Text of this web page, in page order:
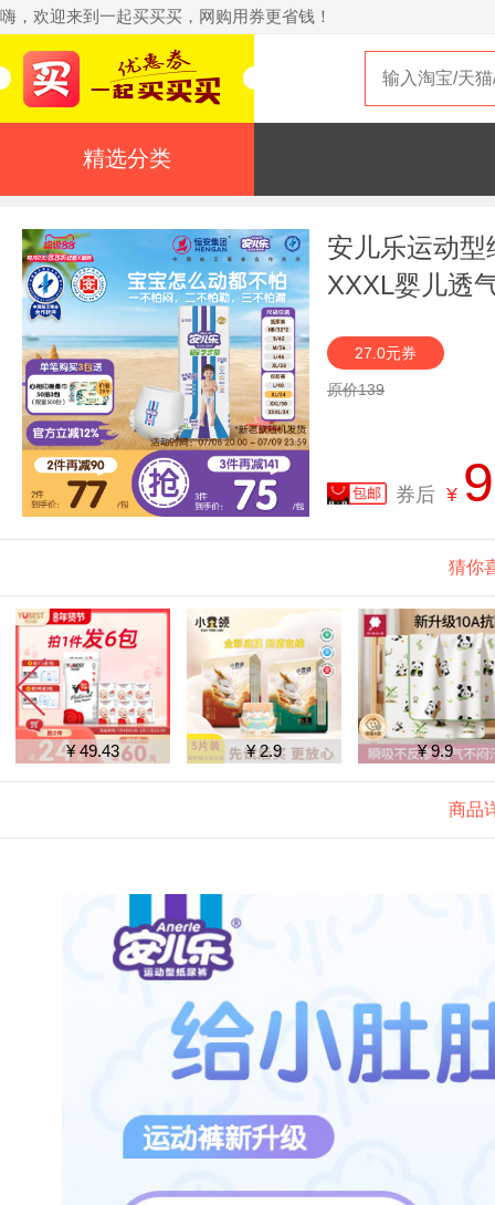
嗨，欢迎来到一起买买买，网购用券更省钱！
精选分类
安儿乐运动
XXXL婴儿透
27.0元券
原价139
券后 ¥
猜你
¥ 49.43 ¥ 2.9 ¥ 9.9
商品